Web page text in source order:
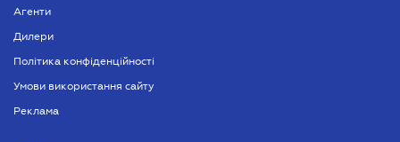
Агенти
Дилери
Політика конфіденційності
Умови використання сайту
Реклама